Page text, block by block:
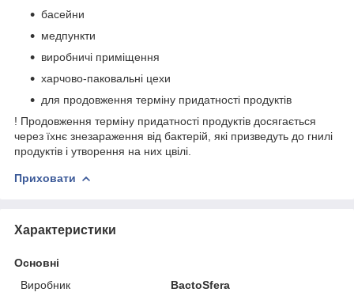
басейни
медпункти
виробничі приміщення
харчово-паковальні цехи
для продовження терміну придатності продуктів
! Продовження терміну придатності продуктів досягається
через їхнє знезараження від бактерій, які призведуть до гнилі
продуктів і утворення на них цвілі.
Приховати
Характеристики
Основні
Виробник
BactoSfera